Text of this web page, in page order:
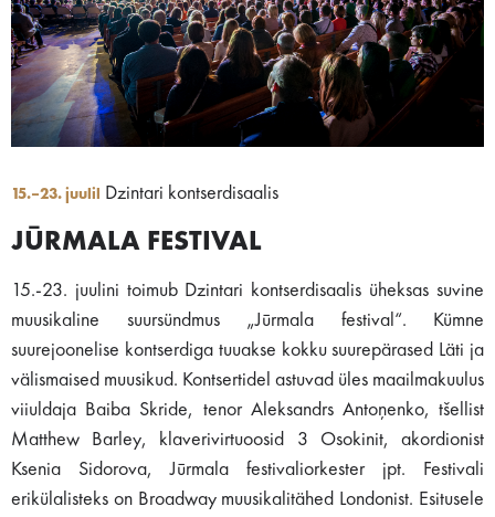
15.–23. juulil Dzintari kontserdisaalis
JŪRMALA FESTIVAL
15.-23. juulini toimub Dzintari kontserdisaalis üheksas suvine
muusikaline suursündmus „Jūrmala festival“. Kümne
suurejoonelise kontserdiga tuuakse kokku suurepärased Läti ja
välismaised muusikud. Kontsertidel astuvad üles maailmakuulus
viiuldaja Baiba Skride, tenor Aleksandrs Antoņenko, tšellist
Matthew Barley, klaverivirtuoosid 3 Osokinit, akordionist
Ksenia Sidorova, Jūrmala festivaliorkester jpt. Festivali
erikülalisteks on Broadway muusikalitähed Londonist. Esitusele